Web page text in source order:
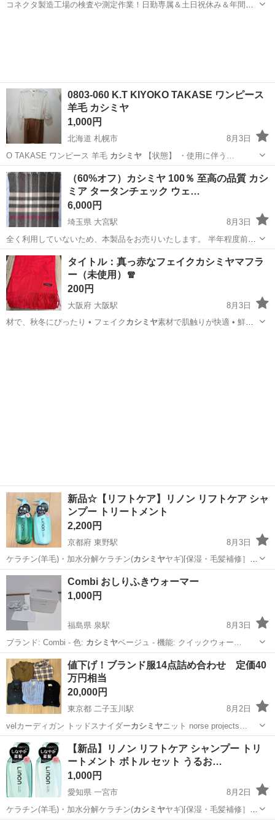
コネクタ製造工場の検査や測定作業！日勤専属＆土日祝休み＆年間休
0803-060 K.T KIYOKO TAKASE ワンピース
羊毛 カシミヤ
1,000円
北海道 札幌市
8月3日
O TAKASE ワンピース 羊毛 カシミヤ 【状態】 ・使用に伴う…
北海道 札幌市 カシミヤ
（60%オフ）カシミヤ 100％ 至高の品質 カシ
ミア タータンチェック ウェ…
6,000円
埼玉県 大宮駅
8月3日
全く利用していないため、本製品をお売りいたします。 半年程度前に
購入しましたが、全く使わないためお売りいたします。 ノークレーム
ノーリターン、値引き調整は対応できません。 申し訳ありませんが、
入れていた袋、箱が無い...
埼玉 さいたま市 大宮駅 小物 カシミヤ
タイトル：真っ赤なフェイクカシミヤマフラ
ー（未使用）🧣
200円
大阪府 大阪駅
8月3日
材で、秋冬にぴったり • フェイク カシミヤ素材で肌触りが快適 • 鮮や
新品☆【リフトケア】リノン リフトケア シャ
ンプー トリートメント
2,200円
京都府 東野駅
8月3日
ケラチン(羊毛)・加水分解ケラチン(カシミヤヤギ)[保湿・毛髪補修］
※3 水溶…
京都 京都市 東野駅 ヘアケア
Combi おしりふきウォーマー
1,000円
福島県 泉駅
8月3日
ブランド: Combi - 色: カシミヤベージュ - 機能: クイックウォー…
福島 いわき市 泉駅 ベビー用品
値下げ！ブランド服14点詰め合わせ 定価40
万円相当
20,000円
東京都 二子玉川駅
8月2日
velカーディガン トッドスナイダーカシミヤニット norse projects…
東京 世田谷区 二子玉川駅 服/ファッション ブランド
【新品】リノン リフトケア シャンプー トリ
ートメント ボトル セット うるお…
1,000円
愛知県 一宮市
8月2日
ケラチン(羊毛)・加水分解ケラチン(カシミヤヤギ)[保湿・毛髪補修］
※3 水溶…